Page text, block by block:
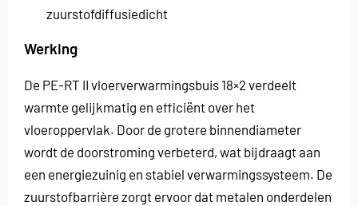
zuurstofdiffusiedicht
Werking
De PE-RT II vloerverwarmingsbuis 18×2 verdeelt
warmte gelijkmatig en efficiënt over het
vloeroppervlak. Door de grotere binnendiameter
wordt de doorstroming verbeterd, wat bijdraagt aan
een energiezuinig en stabiel verwarmingssysteem. De
zuurstofbarrière zorgt ervoor dat metalen onderdelen